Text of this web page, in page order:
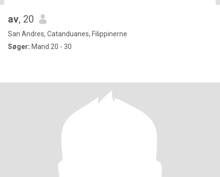
av, 20
San Andres, Catanduanes, Filippinerne
Søger: Mand 20 - 30